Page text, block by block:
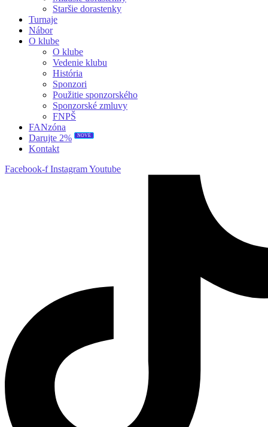
Staršie dorastenky
Turnaje
Nábor
O klube
O klube
Vedenie klubu
História
Sponzori
Použitie sponzorského
Sponzorské zmluvy
FNPŠ
FANzóna
Darujte 2%
NOVÉ
Kontakt
Facebook-f InstagramYoutube